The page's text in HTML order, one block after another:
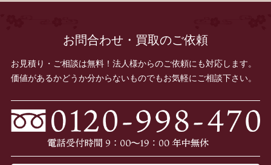
お問合わせ・買取のご依頼
お見積り・ご相談は無料！法人様からのご依頼にも対応します。
価値があるかどうか分からないものでもお気軽にご相談下さい。